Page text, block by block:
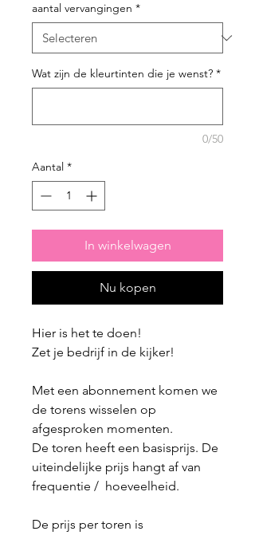
aantal vervangingen *
Wat zijn de kleurtinten die je wenst? *
0/50
Aantal *
In winkelwagen
Nu kopen
Hier is het te doen!
Zet je bedrijf in de kijker!
Met een abonnement komen we
de torens wisselen op
afgesproken momenten.
De toren heeft een basisprijs. De
uiteindelijke prijs hangt af van
frequentie / hoeveelheid.
De prijs per toren is